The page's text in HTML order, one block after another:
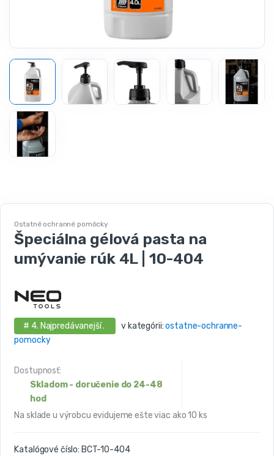
Ostatné ochranné pomôcky
Špeciálna gélová pasta na
umývanie rúk 4L | 10-404
# 4. Najpredávanejší . v kategórii:ostatne-ochranne-
pomocky
Dostupnosť:
Skladom - doručenie do 24-48
hod
Na sklade u výrobcu evidujeme ešte viac ako 10 ks
Katalógové číslo: BCT-10-404